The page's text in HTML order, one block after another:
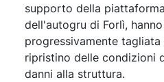
supporto della
dell'autogru di Forlì,
progressivamente
ripristino delle condizioni
danni alla struttura.